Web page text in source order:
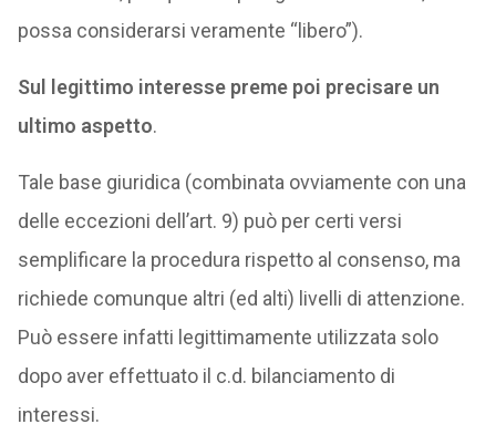
possa considerarsi veramente “libero”).
Sul legittimo interesse preme poi precisare un
ultimo aspetto.
Tale base giuridica (combinata ovviamente con una
delle eccezioni dell’art. 9) può per certi versi
semplificare la procedura rispetto al consenso, ma
richiede comunque altri (ed alti) livelli di attenzione.
Può essere infatti legittimamente utilizzata solo
dopo aver effettuato il c.d. bilanciamento di
interessi.